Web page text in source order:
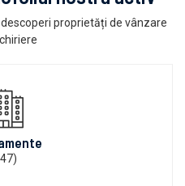
proprietăți de vânzare